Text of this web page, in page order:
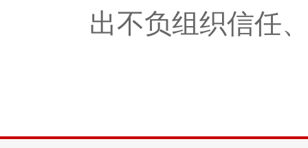
出不负组织信任